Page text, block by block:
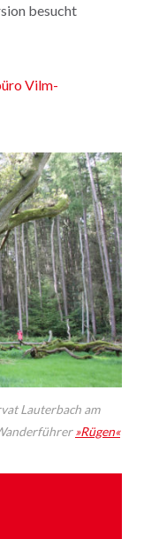
besucht
Vilm-
Lauterbach am
»Rügen«